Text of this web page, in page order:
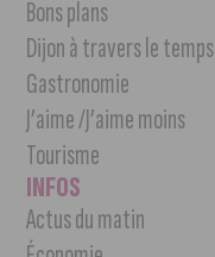
Bons plans
Dijon à travers le temps
Gastronomie
J’aime /J’aime moins
Tourisme
INFOS
Actus du matin